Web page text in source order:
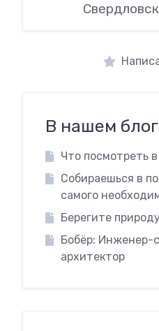
В нашем
Что посмотреть
Собираешься в
самого
Берегите
Бобёр: Инженер-
архитектор